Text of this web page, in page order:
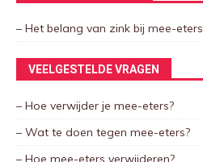
– Het belang van zink bij mee-eters
VEELGESTELDE VRAGEN
– Hoe verwijder je mee-eters?
– Wat te doen tegen mee-eters?
– Hoe mee-eters verwijderen?